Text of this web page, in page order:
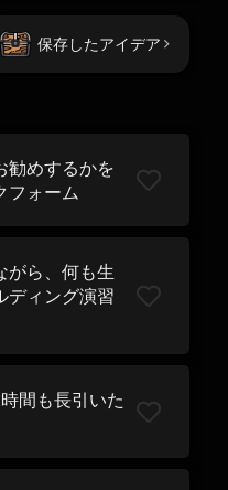
保存したアイデア
勧めするかを
フォーム
がら、何も生
ディング演習
間も長引いた